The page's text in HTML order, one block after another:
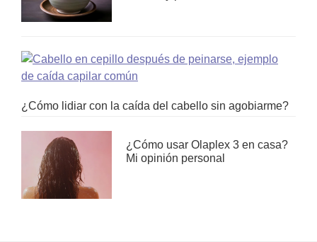
¿Cómo lidiar con la caída del cabello sin agobiarme?
¿Cómo usar Olaplex 3 en casa?
Mi opinión personal